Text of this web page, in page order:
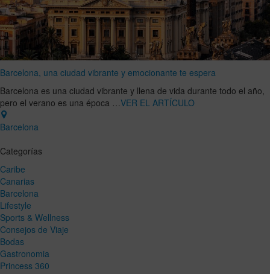
Barcelona, una ciudad vibrante y emocionante te espera
Barcelona es una ciudad vibrante y llena de vida durante todo el año,
pero el verano es una época …VER EL ARTÍCULO
Barcelona
Categorías
Caribe
Canarias
Barcelona
Lifestyle
Sports & Wellness
Consejos de Viaje
Bodas
Gastronomia
Princess 360